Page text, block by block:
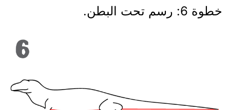
خطوة 6: رسم تحت البطن.